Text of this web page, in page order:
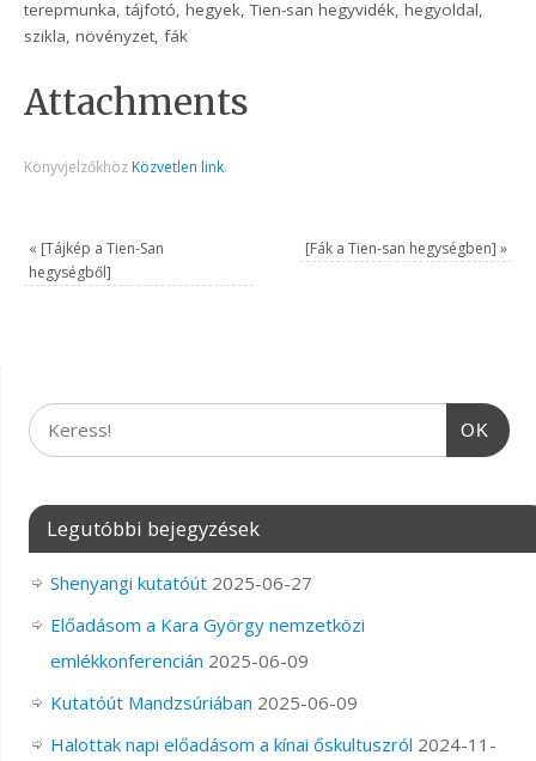
terepmunka, tájfotó, hegyek, Tien-san hegyvidék, hegyoldal,
szikla, növényzet, fák
Attachments
Könyvjelzőkhöz Közvetlen link.
« [Tájkép a Tien-San
hegységből]
[Fák a Tien-san hegységben] »
OK
Legutóbbi bejegyzések
Shenyangi kutatóút 2025-06-27
Előadásom a Kara György nemzetközi
emlékkonferencián 2025-06-09
Kutatóút Mandzsúriában 2025-06-09
Halottak napi előadásom a kínai őskultuszról 2024-11-